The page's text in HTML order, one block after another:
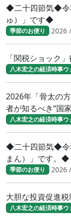
◆二十四節気◆令
ゅ）」です◆
季節のお便り 2026
「関税ショック
八木宏之の経済時事ウ
2026年「骨太の
者が知るべき“国
八木宏之の経済時事ウ
◆二十四節気◆令
まん）」です。◆
季節のお便り 2026
大胆な投資促進
八木宏之の経済時事ウ